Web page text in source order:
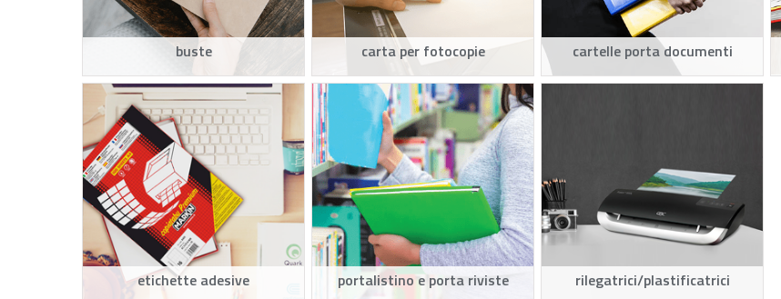
buste carta per fotocopie cartelle porta documenti
etichette adesive portalistino e porta riviste rilegatrici/plastificatrici